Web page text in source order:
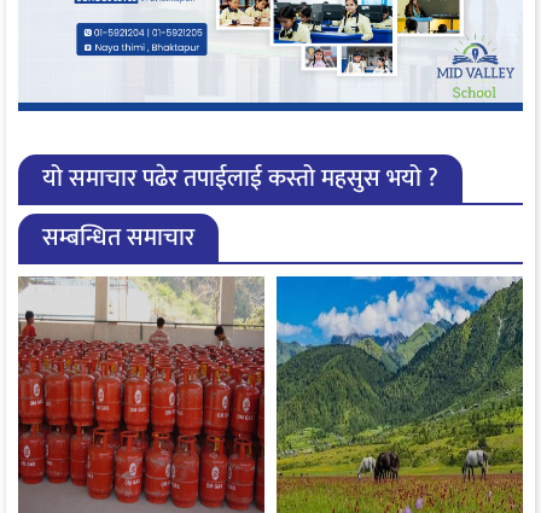
यो समाचार पढेर तपाईलाई कस्तो महसुस भयो ?
सम्बन्धित समाचार